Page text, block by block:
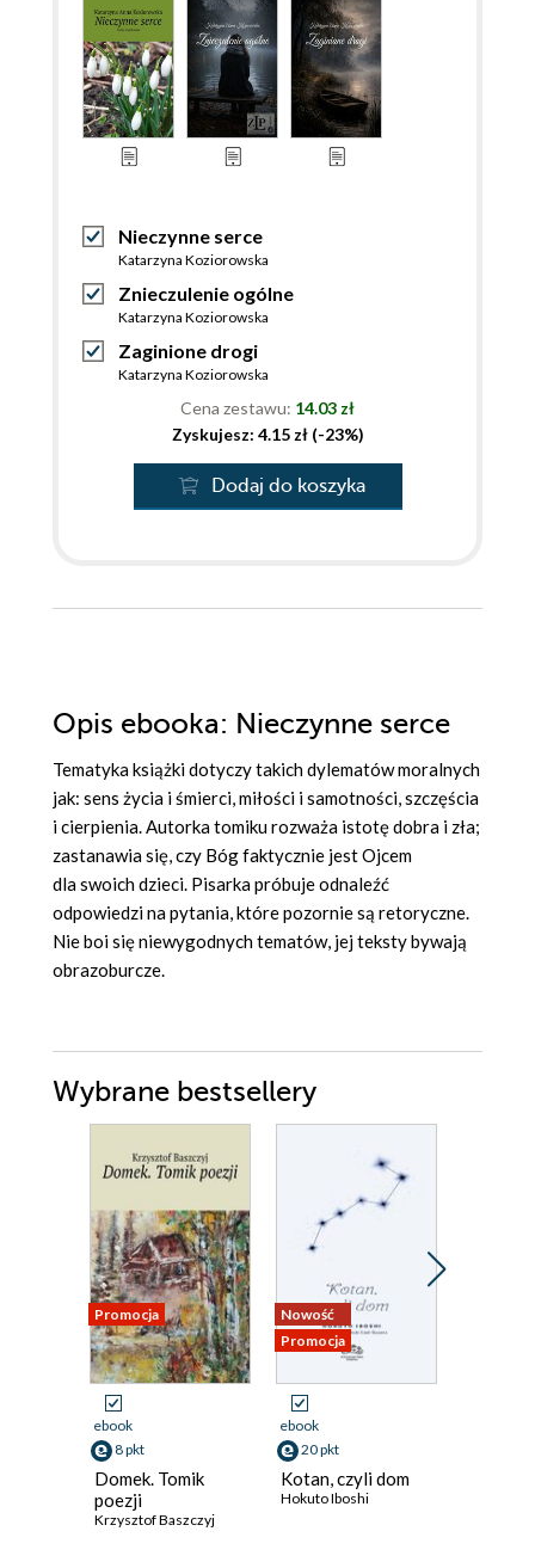
Nieczynne serce
Katarzyna Koziorowska
Znieczulenie ogólne
Katarzyna Koziorowska
Zaginione drogi
Katarzyna Koziorowska
Cena zestawu: 14.03 zł
Zyskujesz: 4.15 zł (-23%)
Dodaj do koszyka
Opis ebooka: Nieczynne serce
Tematyka książki dotyczy takich dylematów moralnych
jak: sens życia i śmierci, miłości i samotności, szczęścia
i cierpienia. Autorka tomiku rozważa istotę dobra i zła;
zastanawia się, czy Bóg faktycznie jest Ojcem
dla swoich dzieci. Pisarka próbuje odnaleźć
odpowiedzi na pytania, które pozornie są retoryczne.
Nie boi się niewygodnych tematów, jej teksty bywają
obrazoburcze.
Wybrane bestsellery
Promocja
ebook
8 pkt
Domek. Tomik
poezji
Krzysztof Baszczyj
Nowość
Promocja
ebook
20 pkt
Kotan, czyli dom
Hokuto Iboshi